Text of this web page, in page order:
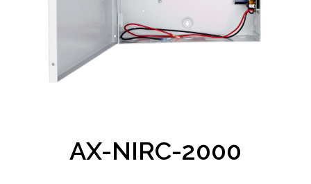
AX-NIRC-2000